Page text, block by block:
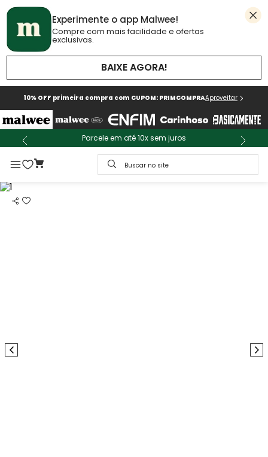
Experimente o app Malwee!
Compre com mais facilidade e ofertas
exclusivas.
BAIXE AGORA!
10% OFF primeira compra com CUPOM: PRIMCOMPRAAproveitar
Parcele em até 10x sem juros
Buscar no site